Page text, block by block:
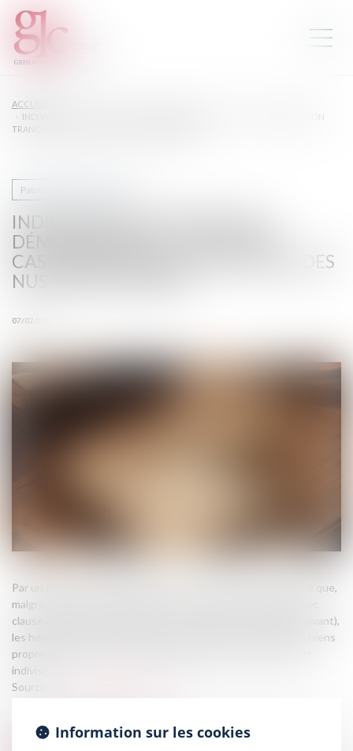
ACCUEIL
INDIVISION SUCCESSORALE ET DÉMEMBREMENT : LA COUR DE CASSATION
TRANCHE EN FAVEUR DES NUS-PROPRIÉTAIRES
INDIVISION SUCCESSORALE ET
DÉMEMBREMENT : LA COUR DE
CASSATION TRANCHE EN FAVEUR DES
NUS-PROPRIÉTAIRES
07/02/2025
Patrimoine et succession
Source :
Par un arrêt du 15 janvier 2025, la Cour de cassation a rappelé que,
malgré l'adoption d'un régime de communauté universelle avec
clause d'attribution intégrale au conjoint survivant (dernier-vivant),
les héritiers réservataires peuvent demander le partage des biens
propres du défunt sur lesquels ils détiennent une quote-part
indivise...
Information sur les cookies